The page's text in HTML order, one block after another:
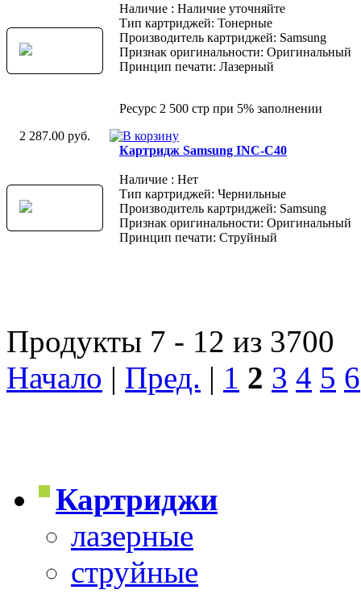
Наличие : Наличие уточняйте
Тип картриджей: Тонерные
Производитель картриджей: Samsung
Признак оригинальности: Оригинальный
Принцип печати: Лазерный
Ресурс 2 500 стр при 5% заполнении
2 287.00 руб.
Картридж Samsung INC-C40
Наличие : Нет
Тип картриджей: Чернильные
Производитель картриджей: Samsung
Признак оригинальности: Оригинальный
Принцип печати: Струйный
Продукты 7 - 12 из 3700
Начало | Пред. | 1 2 3 4 5 6
Картриджи
лазерные
струйные